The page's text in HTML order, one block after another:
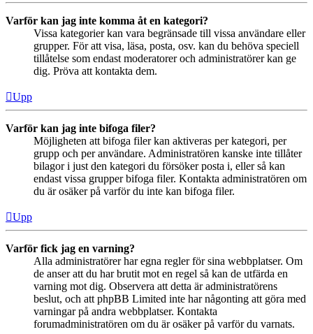
Varför kan jag inte komma åt en kategori?
Vissa kategorier kan vara begränsade till vissa användare eller
grupper. För att visa, läsa, posta, osv. kan du behöva speciell
tillåtelse som endast moderatorer och administratörer kan ge
dig. Pröva att kontakta dem.
Upp
Varför kan jag inte bifoga filer?
Möjligheten att bifoga filer kan aktiveras per kategori, per
grupp och per användare. Administratören kanske inte tillåter
bilagor i just den kategori du försöker posta i, eller så kan
endast vissa grupper bifoga filer. Kontakta administratören om
du är osäker på varför du inte kan bifoga filer.
Upp
Varför fick jag en varning?
Alla administratörer har egna regler för sina webbplatser. Om
de anser att du har brutit mot en regel så kan de utfärda en
varning mot dig. Observera att detta är administratörens
beslut, och att phpBB Limited inte har någonting att göra med
varningar på andra webbplatser. Kontakta
forumadministratören om du är osäker på varför du varnats.